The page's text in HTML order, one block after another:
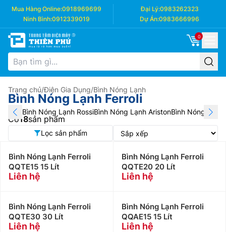
Mua Hàng Online:0918969699 Đại Lý:0983262323
Ninh Bình:0912339019 Dự Án:0983666996
0
Trang chủ/Điện Gia Dụng/Bình Nóng Lạnh
Bình Nóng Lạnh Ferroli
Bình Nóng Lạnh RossiBình Nóng Lạnh AristonBình Nóng Lạnh
Có 18sản phẩm
Lọc sản phẩm
Bình Nóng Lạnh Ferroli
QQTE15 15 Lít
Liên hệ
Bình Nóng Lạnh Ferroli
QQTE20 20 Lít
Liên hệ
Bình Nóng Lạnh Ferroli
QQTE30 30 Lít
Liên hệ
Bình Nóng Lạnh Ferroli
QQAE15 15 Lít
Liên hệ